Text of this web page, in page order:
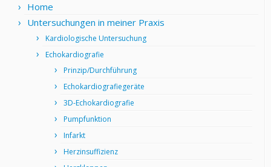
Home
Untersuchungen in meiner Praxis
Kardiologische Untersuchung
Echokardiografie
Prinzip/Durchführung
Echokardiografiegeräte
3D-Echokardiografie
Pumpfunktion
Infarkt
Herzinsuffizienz